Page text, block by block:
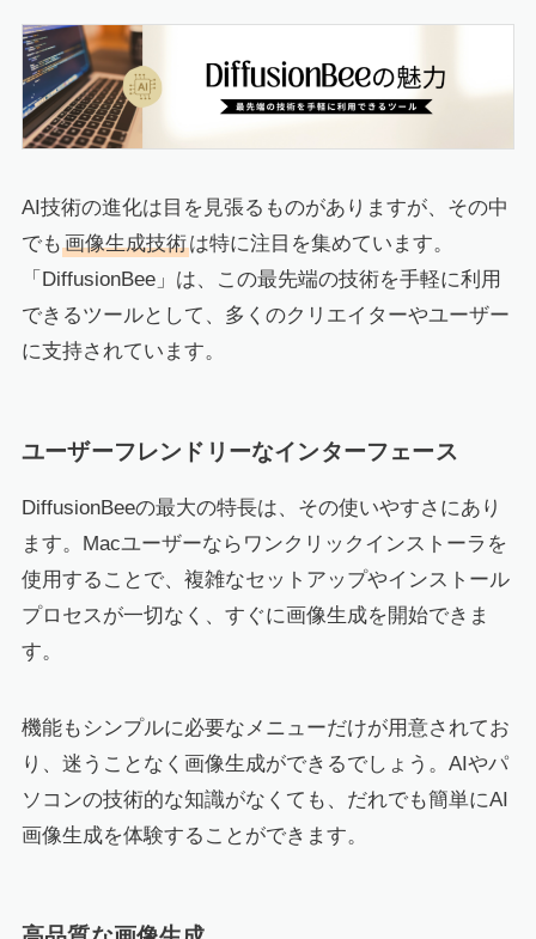
AI技術の進化は目を見張るものがありますが、その中
でも 画像生成技術は特に注目を集めています。
「DiffusionBee」は、この最先端の技術を手軽に利用
できるツールとして、多くのクリエイターやユーザー
に支持されています。
ユーザーフレンドリーなインターフェース
DiffusionBeeの最大の特長は、その使いやすさにあり
ます。Macユーザーならワンクリックインストーラを
使用することで、複雑なセットアップやインストール
プロセスが一切なく、すぐに画像生成を開始できま
す。
機能もシンプルに必要なメニューだけが用意されてお
り、迷うことなく画像生成ができるでしょう。AIやパ
ソコンの技術的な知識がなくても、だれでも簡単にAI
画像生成を体験することができます。